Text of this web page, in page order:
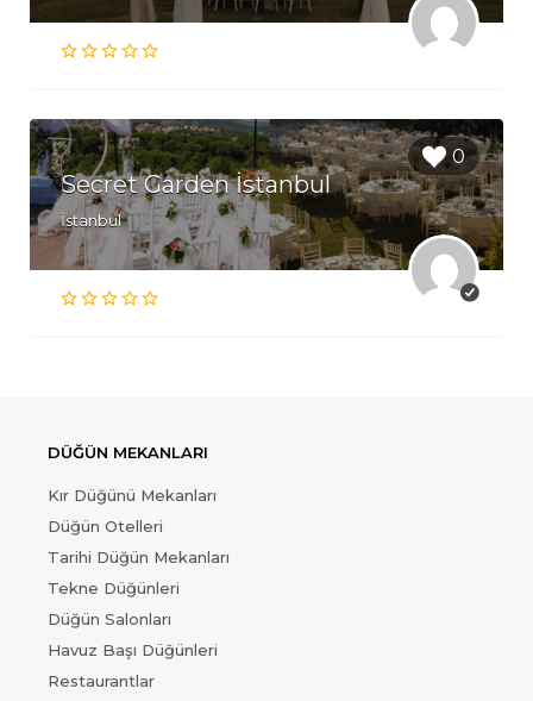
0
Secret Garden İstanbul
İstanbul
DÜĞÜN MEKANLARI
Kır Düğünü Mekanları
Düğün Otelleri
Tarihi Düğün Mekanları
Tekne Düğünleri
Düğün Salonları
Havuz Başı Düğünleri
Restaurantlar